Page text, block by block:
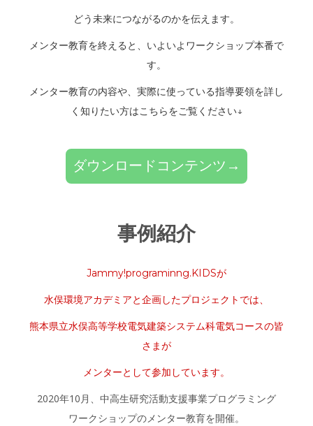
どう未来につながるのかを伝えます。
メンター教育を終えると、いよいよワークショップ本番で
す。
メンター教育の内容や、実際に使っている指導要領を詳し
く知りたい方はこちらをご覧ください↓
ダウンロードコンテンツ→
事例紹介
Jammy!programinng.KIDSが
水俣環境アカデミアと企画したプロジェクトでは、
熊本県立水俣高等学校電気建築システム科電気コースの皆
さまが
メンターとして参加しています。
2020年10月、中高生研究活動支援事業プログラミング
ワークショップのメンター教育を開催。